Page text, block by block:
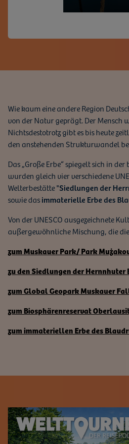
Wie kaum eine andere Region
von der Natur geprägt. Der
Nichtsdestotrotz gibt es bis heute
den anstehenden Strukturwandel
Das „Große Erbe“ spiegelt sich in
wurden gleich vier verschiedene
Welterbestätte"Siedlungen der
sowie dasimmaterielle Erbe des
Von der UNESCO ausgezeichnete
außergewöhnliche Mischung, die
zum Muskauer Park/ Park
zu den Siedlungen der Hernnhuter
zum Global Geopark Muskauer
zum Biosphärenreservat
zum immateriellen Erbe des